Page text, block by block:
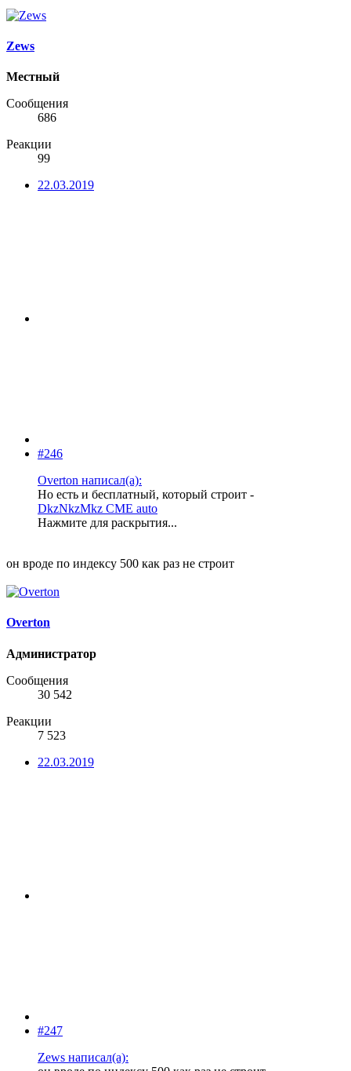
Zews
Местный
Сообщения
686
Реакции
99
22.03.2019
#246
Overton написал(а):
Но есть и бесплатный, который строит -
DkzNkzMkz CME auto
Нажмите для раскрытия...
он вроде по индексу 500 как раз не строит
Overton
Администратор
Сообщения
30 542
Реакции
7 523
22.03.2019
#247
Zews написал(а):